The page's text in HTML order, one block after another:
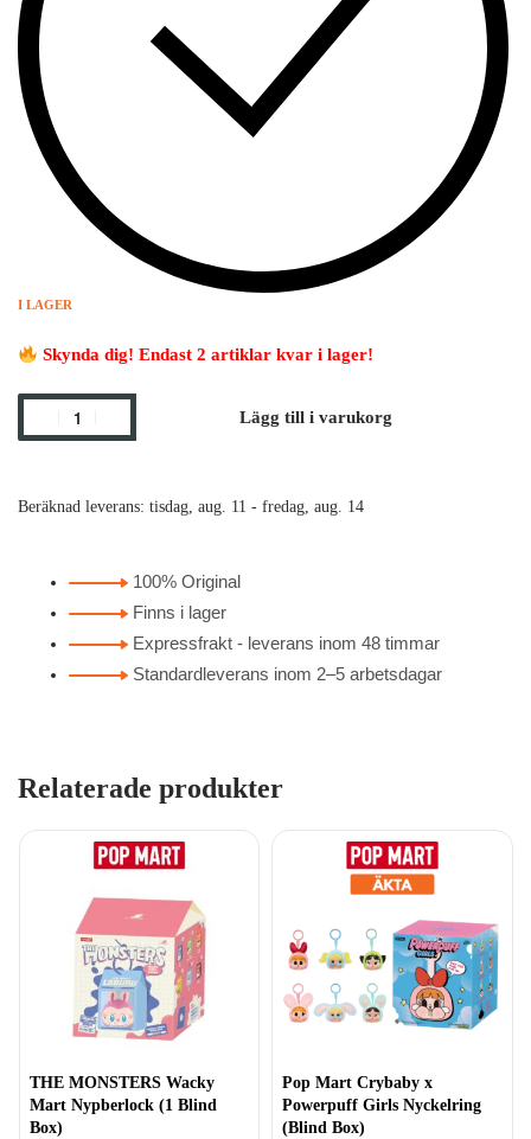
I LAGER
Skynda dig! Endast 2 artiklar kvar i lager!
Lägg till i varukorg
Beräknad leverans: tisdag, aug. 11 - fredag, aug. 14
100% Original
Finns i lager
Expressfrakt - leverans inom 48 timmar
Standardleverans inom 2–5 arbetsdagar
Relaterade produkter
THE MONSTERS Wacky
Mart Nypberlock (1 Blind
Box)
Pop Mart Crybaby x
Powerpuff Girls Nyckelring
(Blind Box)